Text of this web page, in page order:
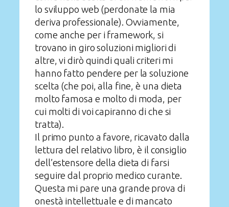
lo sviluppo web (perdonate la mia
deriva professionale). Ovviamente,
come anche per i framework, si
trovano in giro soluzioni migliori di
altre, vi dirò quindi quali criteri mi
hanno fatto pendere per la soluzione
scelta (che poi, alla fine, è una dieta
molto famosa e molto di moda, per
cui molti di voi capiranno di che si
tratta).
Il primo punto a favore, ricavato dalla
lettura del relativo libro, è il consiglio
dell’estensore della dieta di farsi
seguire dal proprio medico curante.
Questa mi pare una grande prova di
onestà intellettuale e di mancato